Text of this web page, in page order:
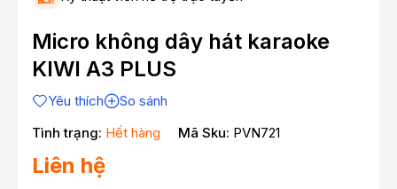
Micro không dây hát karaoke
KIWI A3 PLUS
Yêu thích
So sánh
Tình trạng: Hết hàng Mã Sku: PVN721
Liên hệ